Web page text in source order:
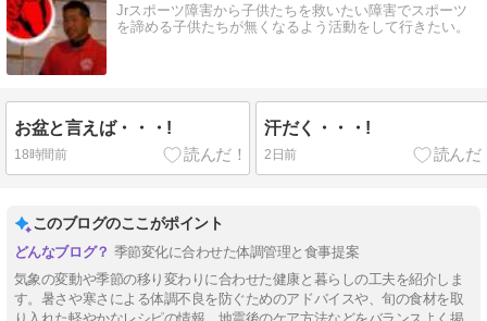
Jrスポーツ障害から子供たちを救いたい障害でスポーツ
を諦める子供たちが無くなるよう活動をして行きたい。
お盆と言えば・・・!
18時間前
汗だく・・・!
2日前
このブログのここがポイント
季節変化に合わせた体調管理と食事提案
気象の変動や季節の移り変わりに合わせた健康と暮らしの工夫を紹介しま
す。暑さや寒さによる体調不良を防ぐためのアドバイスや、旬の食材を取